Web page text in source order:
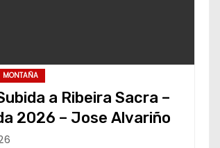
MONTAÑA
a Ribeira Sacra –
2026 – Jose Alvariño